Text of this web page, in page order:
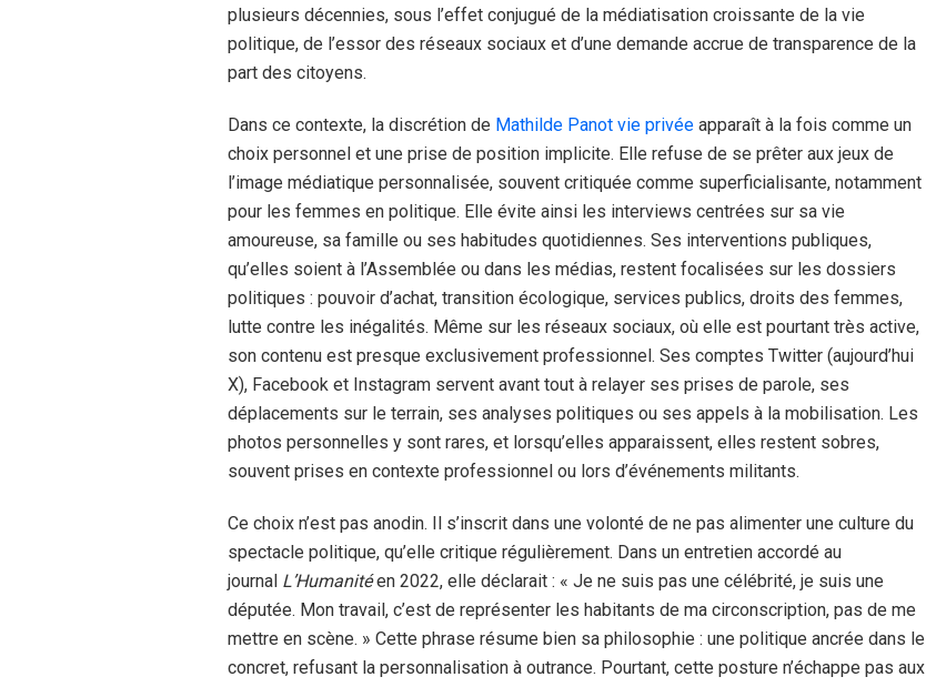
plusieurs décennies, sous l’effet conjugué de la médiatisation croissante de la vie
politique, de l’essor des réseaux sociaux et d’une demande accrue de transparence de la
part des citoyens.
Dans ce contexte, la discrétion de Mathilde Panot vie privéeapparaît à la fois comme un
choix personnel et une prise de position implicite. Elle refuse de se prêter aux jeux de
l’image médiatique personnalisée, souvent critiquée comme superficialisante, notamment
pour les femmes en politique. Elle évite ainsi les interviews centrées sur sa vie
amoureuse, sa famille ou ses habitudes quotidiennes. Ses interventions publiques,
qu’elles soient à l’Assemblée ou dans les médias, restent focalisées sur les dossiers
politiques : pouvoir d’achat, transition écologique, services publics, droits des femmes,
lutte contre les inégalités. Même sur les réseaux sociaux, où elle est pourtant très active,
son contenu est presque exclusivement professionnel. Ses comptes Twitter (aujourd’hui
X), Facebook et Instagram servent avant tout à relayer ses prises de parole, ses
déplacements sur le terrain, ses analyses politiques ou ses appels à la mobilisation. Les
photos personnelles y sont rares, et lorsqu’elles apparaissent, elles restent sobres,
souvent prises en contexte professionnel ou lors d’événements militants.
Ce choix n’est pas anodin. Il s’inscrit dans une volonté de ne pas alimenter une culture du
spectacle politique, qu’elle critique régulièrement. Dans un entretien accordé au
journal L’Humanitéen 2022, elle déclarait : « Je ne suis pas une célébrité, je suis une
députée. Mon travail, c’est de représenter les habitants de ma circonscription, pas de me
mettre en scène. » Cette phrase résume bien sa philosophie : une politique ancrée dans le
concret, refusant la personnalisation à outrance. Pourtant, cette posture n’échappe pas aux